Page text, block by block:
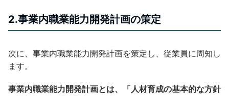
2.事業内職業能力開発計画の策定
次に、事業内職業能力開発計画を策定し、従業員に周知し
ます。
事業内職業能力開発計画とは、「人材育成の基本的な方針